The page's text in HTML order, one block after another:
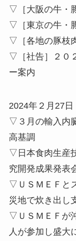
▽［大阪の牛・
▽［東京の牛・
▽［各地の豚枝
▽［社告］２０
ー案内
2024年２月27日
▽３月の輸入内
高基調
▽日本食肉生産
究開発成果発表
▽ＵＳＭＥＦと
災地で炊き出し
▽ＵＳＭＥＦが
人が参加し盛大